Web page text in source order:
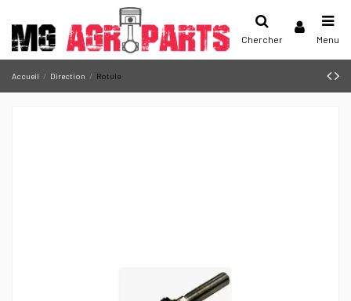
Chercher Menu
Accueil Direction Rotule